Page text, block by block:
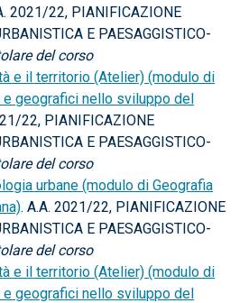
2021/22, PIANIFICAZIONE
E PAESAGGISTICO-
del corso
e il territorio (Atelier) (modulo di
e geografici nello sviluppo del
22, PIANIFICAZIONE
E PAESAGGISTICO-
del corso
urbane (modulo di Geografia
. A.A. 2021/22, PIANIFICAZIONE
E PAESAGGISTICO-
del corso
e il territorio (Atelier) (modulo di
e geografici nello sviluppo del